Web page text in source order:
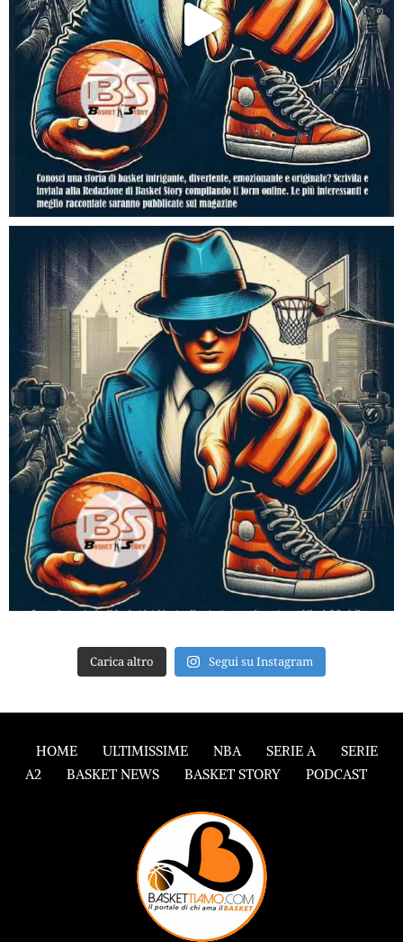
Carica altro Segui su Instagram
HOME ULTIMISSIME NBA SERIE A
SERIE
A2
BASKET NEWS BASKET STORY PODCAST